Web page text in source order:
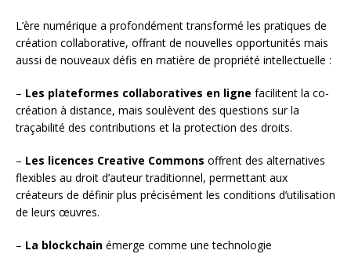
L’ère numérique a profondément transformé les pratiques de
création collaborative, offrant de nouvelles opportunités mais
aussi de nouveaux défis en matière de propriété intellectuelle :
– Les plateformes collaboratives en ligne facilitent la co-
création à distance, mais soulèvent des questions sur la
traçabilité des contributions et la protection des droits.
– Les licences Creative Commons offrent des alternatives
flexibles au droit d’auteur traditionnel, permettant aux
créateurs de définir plus précisément les conditions d’utilisation
de leurs œuvres.
– La blockchain émerge comme une technologie